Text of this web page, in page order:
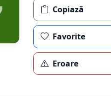
Copiază
Favorite
Eroare